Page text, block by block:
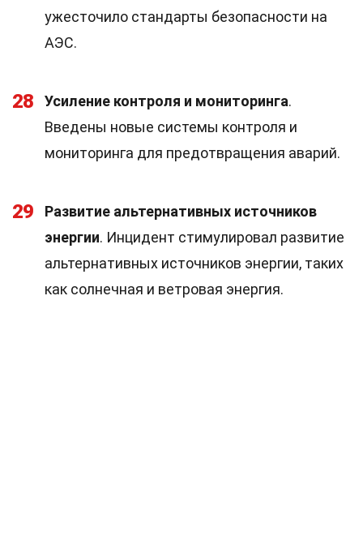
ужесточило стандарты безопасности на
АЭС.
28 Усиление контроля и мониторинга.
Введены новые системы контроля и
мониторинга для предотвращения аварий.
29
Развитие альтернативных источников
энергии. Инцидент стимулировал развитие
альтернативных источников энергии, таких
как солнечная и ветровая энергия.